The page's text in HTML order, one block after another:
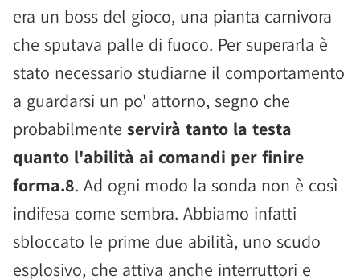
era un boss del gioco, una pianta carnivora
che sputava palle di fuoco. Per superarla è
stato necessario studiarne il comportamento
a guardarsi un po' attorno, segno che
probabilmente servirà tanto la testa
quanto l'abilità ai comandi per finire
forma.8. Ad ogni modo la sonda non è così
indifesa come sembra. Abbiamo infatti
sbloccato le prime due abilità, uno scudo
esplosivo, che attiva anche interruttori e